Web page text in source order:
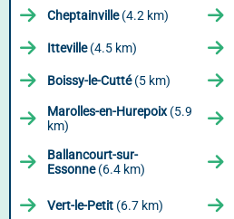
Cheptainville(4.2 km)
Itteville(4.5 km)
Boissy-le-Cutté(5 km)
Marolles-en-Hurepoix(5.9
km)
Ballancourt-sur-
Essonne(6.4 km)
Vert-le-Petit (6.7 km)